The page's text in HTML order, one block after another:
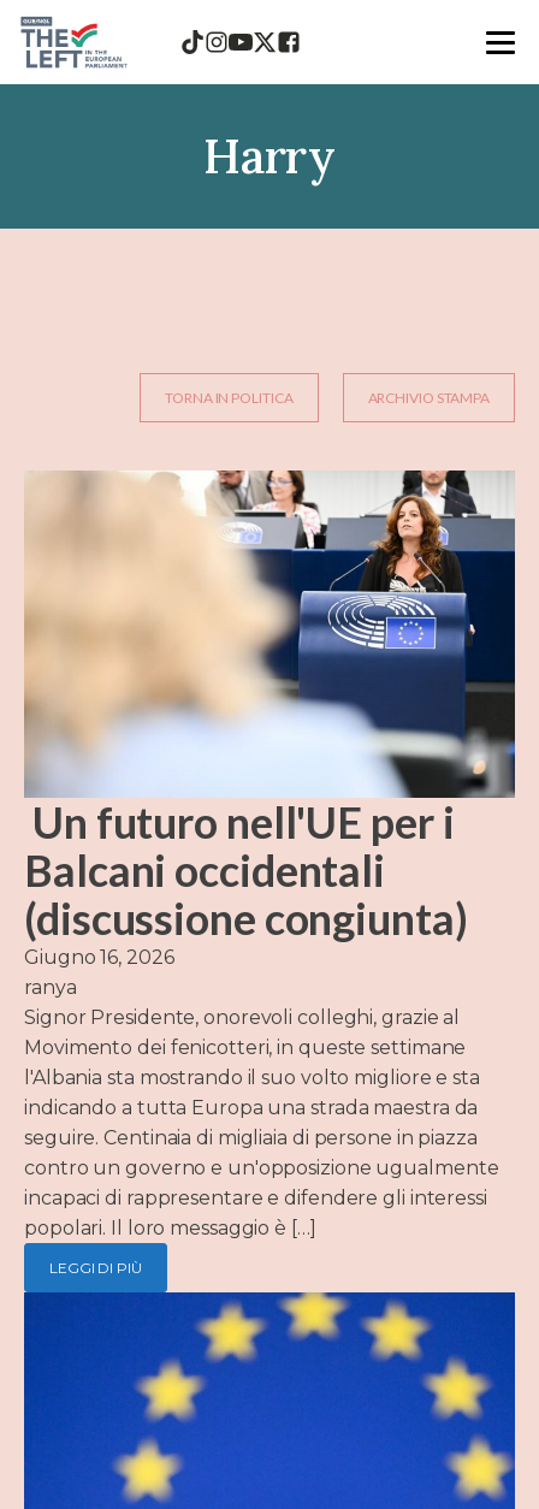
Harry
TORNA IN POLITICA ARCHIVIO STAMPA
Un futuro nell'UE per i
Balcani occidentali
(discussione congiunta)
Giugno 16, 2026
ranya
Signor Presidente, onorevoli colleghi, grazie al
Movimento dei fenicotteri, in queste settimane
l'Albania sta mostrando il suo volto migliore e sta
indicando a tutta Europa una strada maestra da
seguire. Centinaia di migliaia di persone in piazza
contro un governo e un'opposizione ugualmente
incapaci di rappresentare e difendere gli interessi
popolari. Il loro messaggio è […]
LEGGI DI PIÙ